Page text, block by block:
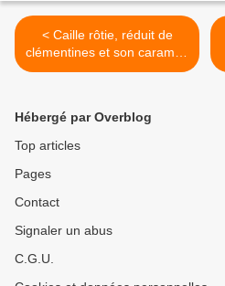
< Caille rôtie, réduit de
clémentines et son caramel,
purée de betterave
[Concours Champagne de
Hébergé par Overblog
Top articles
Pages
Contact
Signaler un abus
C.G.U.